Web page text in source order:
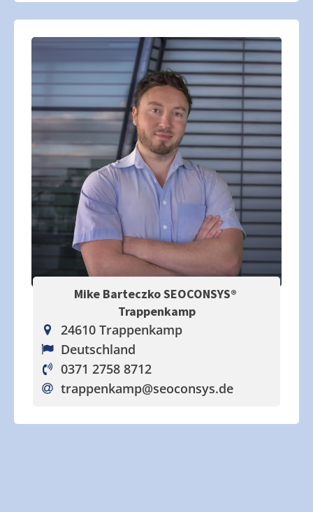
Mike Barteczko SEOCONSYS®
Trappenkamp
24610 Trappenkamp
Deutschland
0371 2758 8712
trappenkamp@seoconsys.de